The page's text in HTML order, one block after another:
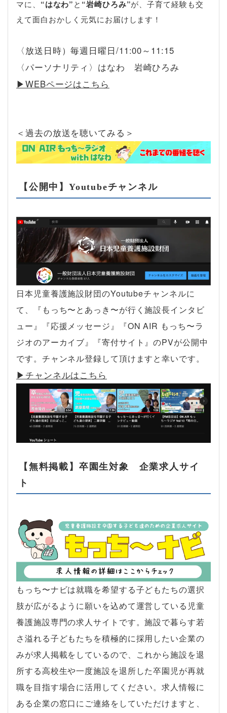
マに、 “はなわ”と “岩崎ひろみ”が、子育て経験も交
えて面白おかしく元気にお届けします！
〈放送日時）毎週日曜日/11:00～11:15
〈パーソナリティ〉はなわ 岩崎ひろみ
▶︎WEBページはこちら
＜過去の放送を聴いてみる＞
【公開中】Youtubeチャンネル
日本児童養護施設財団のYoutubeチャンネルに
て、『もっち〜とあっき〜が行く施設長インタビ
ュー』『応援メッセージ』『ON AIR もっち〜ラ
ジオのアーカイブ』『寄付サイト』のPVが公開中
です。チャンネル登録して頂けますと幸いです。
▶︎チャンネルはこちら
【無料掲載】卒園生対象 企業求人サイ
ト
もっち〜ナビは就職を希望する子どもたちの選択
肢が広がるように願いを込めて運営している児童
養護施設専門の求人サイトです。施設で暮らす若
さ溢れる子どもたちを積極的に採用したい企業の
みが求人掲載をしているので、これから施設を退
所する高校生や一度施設を退所した卒園児が再就
職を目指す場合に活用してください。求人情報に
ある企業の窓口にご連絡をしていただけますと、